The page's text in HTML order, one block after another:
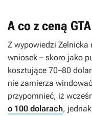
A co z ceną
Z wypowiedzi Zelnicka
wniosek – skoro jako
kosztujące 70–80
nie zamierza
przypomnieć, iż
o 100 dolarach,